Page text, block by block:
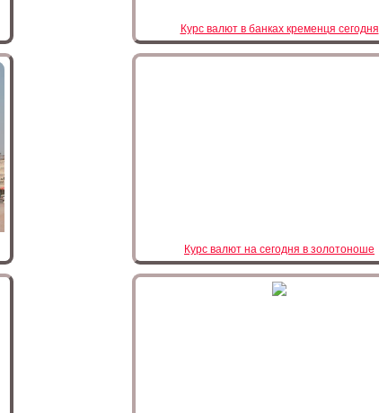
Курс валют в банках кременця сегодня
Курс валют на сегодня в золотоноше